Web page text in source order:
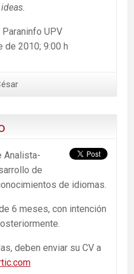
Paraninfo UPV
de 2010; 9:00 h
Analista-
de
de idiomas.
6 meses, con intención
deben enviar su CV a